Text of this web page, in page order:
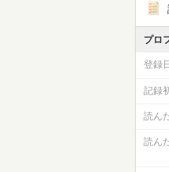
プロ
登録
記録
読ん
読ん